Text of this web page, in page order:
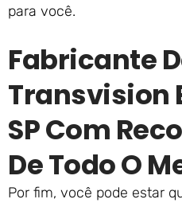
para você.
Fabricante
Transvision
SP Com
De Todo O
Por fim, você pode estar